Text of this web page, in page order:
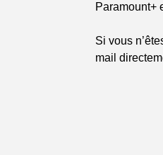
Paramount+
Si vous
mail